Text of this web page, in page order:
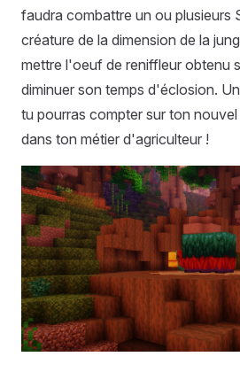
faudra combattre un ou plusieurs
créature de la dimension de la
mettre l'oeuf de reniffleur obtenu
diminuer son temps d'éclosion.
tu pourras compter sur ton
dans ton métier d'agriculteur !